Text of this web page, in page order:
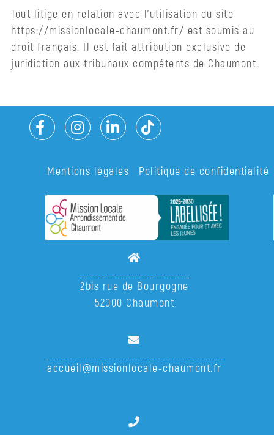
Tout litige en relation avec l’utilisation du site
https://missionlocale-chaumont.fr/ est soumis au
droit français. Il est fait attribution exclusive de
juridiction aux tribunaux compétents de Chaumont.
Mentions légales Politique de confidentialité
2bis rue de Bourgogne
52000 Chaumont
accueil@missionlocale-chaumont.fr